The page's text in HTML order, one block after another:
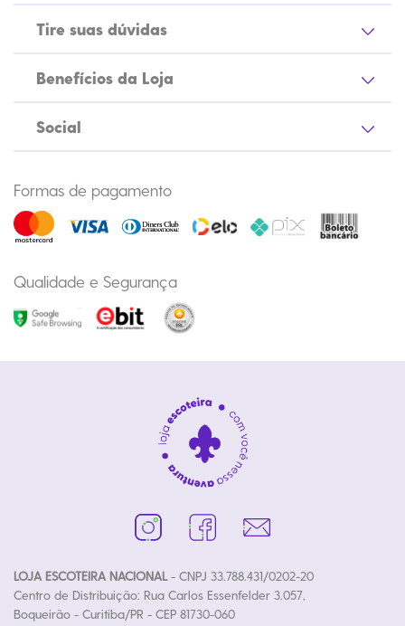
Tire suas dúvidas
Benefícios da Loja
Social
Formas de pagamento
Qualidade e Segurança
LOJA ESCOTEIRA NACIONAL- CNPJ 33.788.431/0202-20
Centro de Distribuição: Rua Carlos Essenfelder 3.057,
Boqueirão - Curitiba/PR - CEP 81730-060